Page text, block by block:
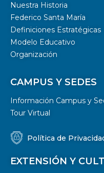
Nuestra Historia
Federico Santa María
Definiciones Estratégicas
Modelo Educativo
Organización
CAMPUS Y SEDES
Información Campus y
Tour Virtual
Política de
EXTENSIÓN Y